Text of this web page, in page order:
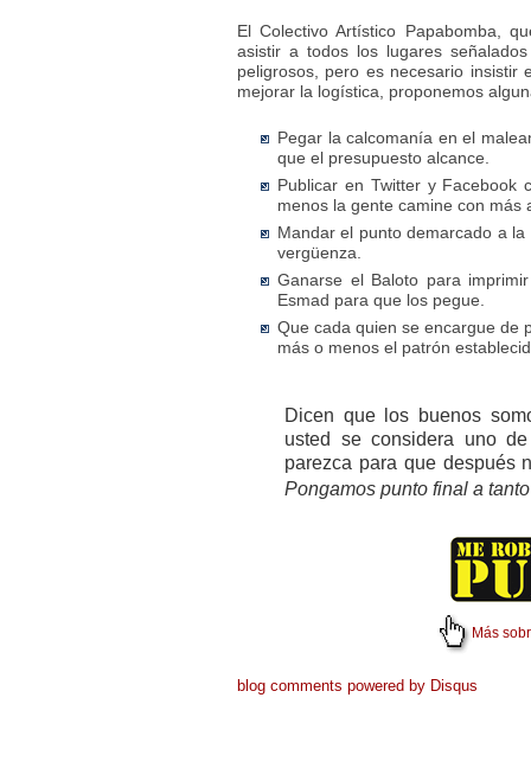
El Colectivo Artístico Papabomba,
asistir a todos los lugares
peligrosos, pero es necesario insistir
mejorar la logística, proponemos
Pegar la calcomanía en el
que el presupuesto alcance.
Publicar en Twitter y
menos la gente camine con más
Mandar el punto demarcado a
vergüenza.
Ganarse el Baloto para
Esmad para que los pegue.
Que cada quien se encargue de
más o menos el patrón
Dicen que los buenos
usted se considera uno
parezca para que después
Pongamos punto final a
Más
blog comments powered by Disqus